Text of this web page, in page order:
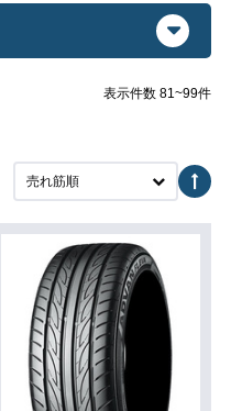
表示件数 81~99件
売れ筋順